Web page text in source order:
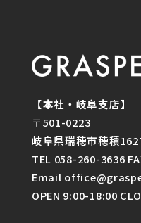
【本社・岐阜支店】
〒501-0223
岐阜県瑞穂市穂積
TEL 058-260-3636
Email
OPEN 9:00-18:00